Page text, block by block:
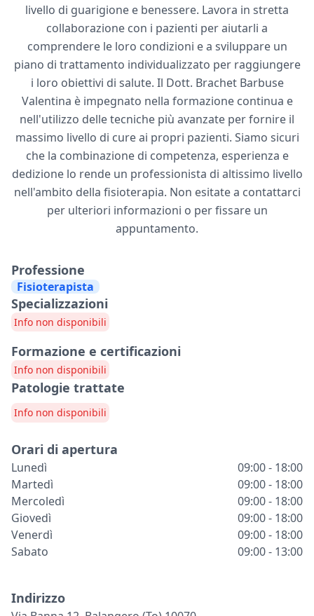
livello di guarigione e benessere. Lavora in stretta
collaborazione con i pazienti per aiutarli a
comprendere le loro condizioni e a sviluppare un
piano di trattamento individualizzato per raggiungere
i loro obiettivi di salute. Il Dott. Brachet Barbuse
Valentina è impegnato nella formazione continua e
nell'utilizzo delle tecniche più avanzate per fornire il
massimo livello di cure ai propri pazienti. Siamo sicuri
che la combinazione di competenza, esperienza e
dedizione lo rende un professionista di altissimo livello
nell'ambito della fisioterapia. Non esitate a contattarci
per ulteriori informazioni o per fissare un
appuntamento.
Professione
Fisioterapista
Specializzazioni
Info non disponibili
Formazione e certificazioni
Info non disponibili
Patologie trattate
Info non disponibili
Orari di apertura
Lunedì
09:00 - 18:00
Martedì
09:00 - 18:00
Mercoledì
09:00 - 18:00
Giovedì
09:00 - 18:00
Venerdì
09:00 - 18:00
Sabato
09:00 - 13:00
Indirizzo